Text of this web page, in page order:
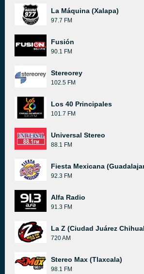
La Máquina (Xalapa)
97.7 FM
Fusión
90.1 FM
Stereorey
102.5 FM
Los 40 Principales
101.7 FM
Universal Stereo
88.1 FM
Fiesta Mexicana
92.3 FM
Alfa Radio
91.3 FM
La Z (Ciudad Juárez
720 AM
Stereo Max (Tlaxcala)
98.1 FM